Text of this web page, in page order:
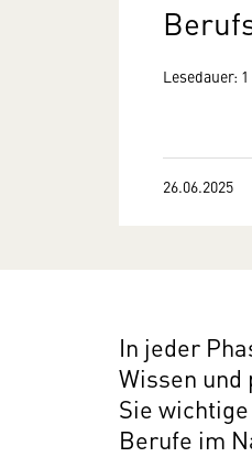
Lesedauer:
26.06.2025
In jeder
Wissen
Sie
Berufe im